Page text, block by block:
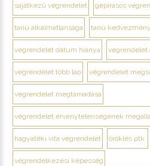
sajátkezű végrendelet gépírásos
tanú alkalmatlansága tanú
végrendelet dátum hiánya végrendelet
végrendelet több lap végrendelet
végrendelet megtámadása
végrendelet érvénytelenségének
hagyatéki vita végrendelet öröklés ptk.
végrendelkezési képesség